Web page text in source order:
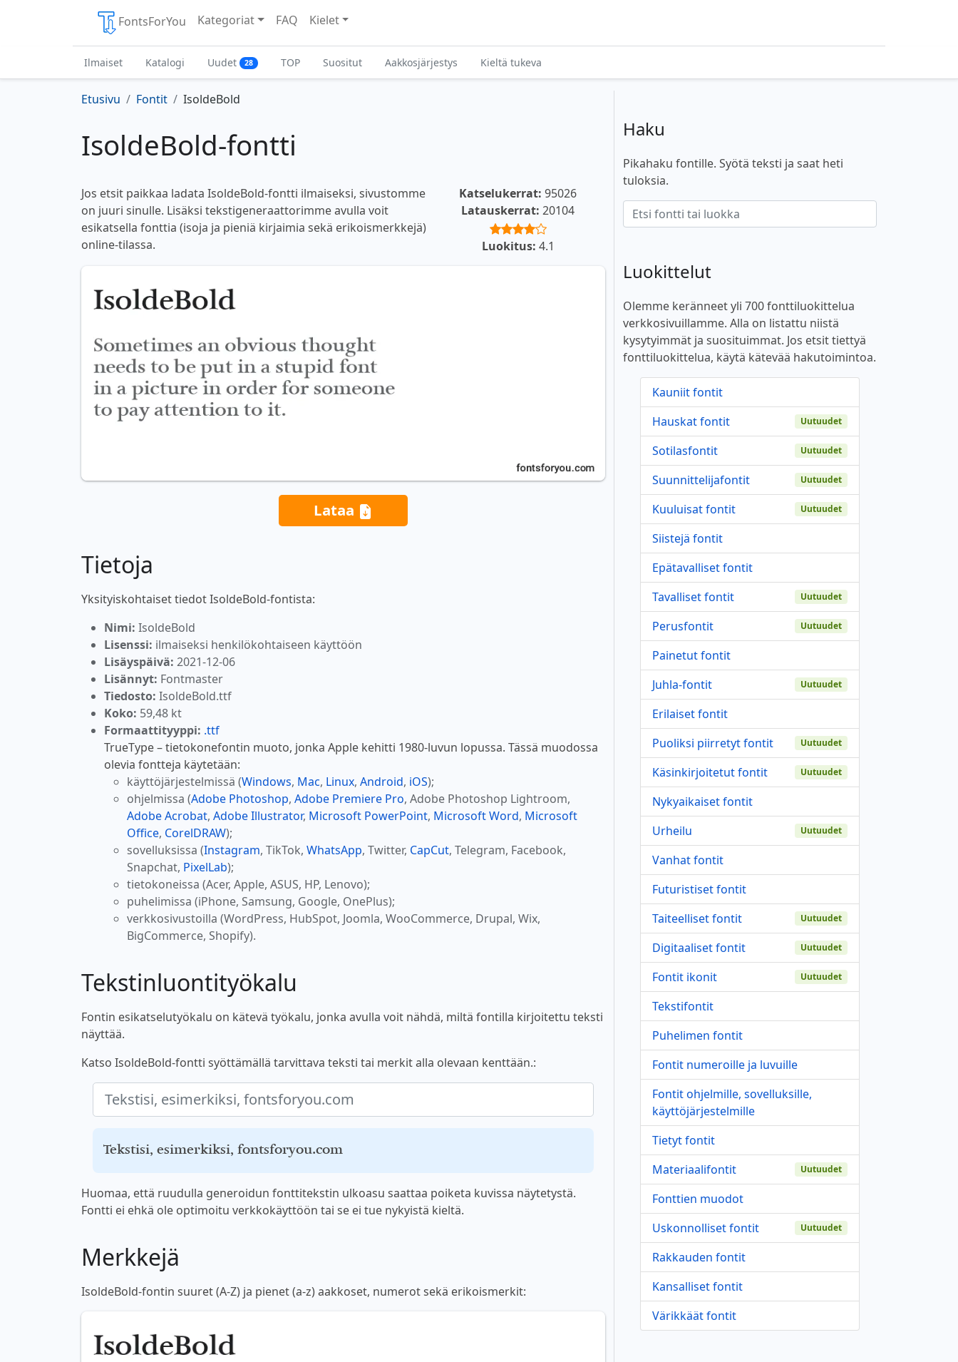
FontsForYou Kategoriat FAQ Kielet
Ilmaiset Katalogi Uudet 28 TOP Suositut Aakkosjärjestys Kieltä tukeva
Etusivu Fontit IsoldeBold
IsoldeBold-fontti
Jos etsit paikkaa ladata IsoldeBold-fontti ilmaiseksi, sivustomme
on juuri sinulle. Lisäksi tekstigeneraattorimme avulla voit
esikatsella fonttia (isoja ja pieniä kirjaimia sekä erikoismerkkejä)
online-tilassa.
Katselukerrat: 95026
Latauskerrat: 20104
Luokitus: 4.1
Lataa
Tietoja
Yksityiskohtaiset tiedot IsoldeBold-fontista:
Nimi: IsoldeBold
Lisenssi: ilmaiseksi henkilökohtaiseen käyttöön
Lisäyspäivä: 2021-12-06
Lisännyt: Fontmaster
Tiedosto: IsoldeBold.ttf
Koko: 59,48 kt
Formaattityyppi: .ttf
TrueType – tietokonefontin muoto, jonka Apple kehitti 1980-luvun lopussa. Tässä muodossa
olevia fontteja käytetään:
käyttöjärjestelmissä (Windows, Mac, Linux, Android, iOS);
ohjelmissa (Adobe Photoshop, Adobe Premiere Pro, Adobe Photoshop Lightroom,
Adobe Acrobat, Adobe Illustrator, Microsoft PowerPoint, Microsoft Word, Microsoft
Office, CorelDRAW);
sovelluksissa (Instagram, TikTok, WhatsApp, Twitter, CapCut, Telegram, Facebook,
Snapchat, PixelLab);
tietokoneissa (Acer, Apple, ASUS, HP, Lenovo);
puhelimissa (iPhone, Samsung, Google, OnePlus);
verkkosivustoilla (WordPress, HubSpot, Joomla, WooCommerce, Drupal, Wix,
BigCommerce, Shopify).
Tekstinluontityökalu
Fontin esikatselutyökalu on kätevä työkalu, jonka avulla voit nähdä, miltä fontilla kirjoitettu teksti
näyttää.
Katso IsoldeBold-fontti syöttämällä tarvittava teksti tai merkit alla olevaan kenttään.:
Tekstisi, esimerkiksi, fontsforyou.com
Huomaa, että ruudulla generoidun fonttitekstin ulkoasu saattaa poiketa kuvissa näytetystä.
Fontti ei ehkä ole optimoitu verkkokäyttöön tai se ei tue nykyistä kieltä.
Merkkejä
IsoldeBold-fontin suuret (A-Z) ja pienet (a-z) aakkoset, numerot sekä erikoismerkit:
Haku
Pikahaku fontille. Syötä teksti ja saat heti
tuloksia.
Luokittelut
Olemme keränneet yli 700 fonttiluokittelua
verkkosivuillamme. Alla on listattu niistä
kysytyimmät ja suosituimmat. Jos etsit tiettyä
fonttiluokittelua, käytä kätevää hakutoimintoa.
Kauniit fontit
Hauskat fontit
Uutuudet
Sotilasfontit Uutuudet
Suunnittelijafontit Uutuudet
Kuuluisat fontit Uutuudet
Siistejä fontit
Epätavalliset fontit
Tavalliset fontit
Uutuudet
Perusfontit Uutuudet
Painetut fontit
Juhla-fontit
Uutuudet
Erilaiset fontit
Puoliksi piirretyt fontit
Uutuudet
Käsinkirjoitetut fontit Uutuudet
Nykyaikaiset fontit
Urheilu
Uutuudet
Vanhat fontit
Futuristiset fontit
Taiteelliset fontit
Uutuudet
Digitaaliset fontit Uutuudet
Fontit ikonit Uutuudet
Tekstifontit
Puhelimen fontit
Fontit numeroille ja luvuille
Fontit ohjelmille, sovelluksille,
käyttöjärjestelmille
Tietyt fontit
Materiaalifontit
Uutuudet
Fonttien muodot
Uskonnolliset fontit
Uutuudet
Rakkauden fontit
Kansalliset fontit
Värikkäät fontit